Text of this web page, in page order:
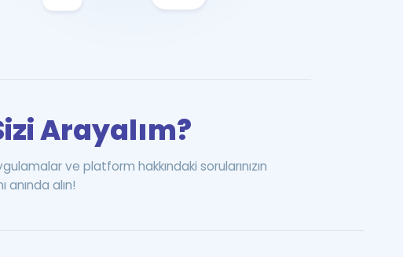
Arayalım?
ve platform hakkındaki sorularınızın
anında alın!